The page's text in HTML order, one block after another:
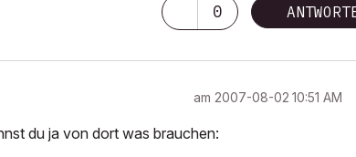
0
am ‎2007-08-02 10:51 AM
du ja von dort was brauchen: